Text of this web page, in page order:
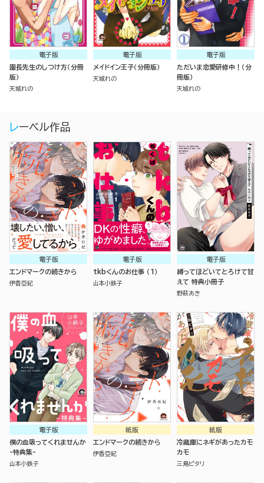
電子版
園長先生のしつけ方（分冊
版）
天城れの
電子版
メイドイン王子（分冊版）
天城れの
電子版
ただいま恋愛研修中！（分
冊版）
天城れの
レーベル作品
電子版
エンドマークの続きから
伊香亞紀
電子版
tkbくんのお仕事 （1）
山本小鉄子
電子版
縛ってほどいてとろけて甘
えて 特典小冊子
野萩あき
電子版
僕の血吸ってくれませんか
-特典集-
山本小鉄子
紙版
エンドマークの続きから
伊香亞紀
紙版
冷蔵庫にネギがあったカモ
カモ
三島ピタリ